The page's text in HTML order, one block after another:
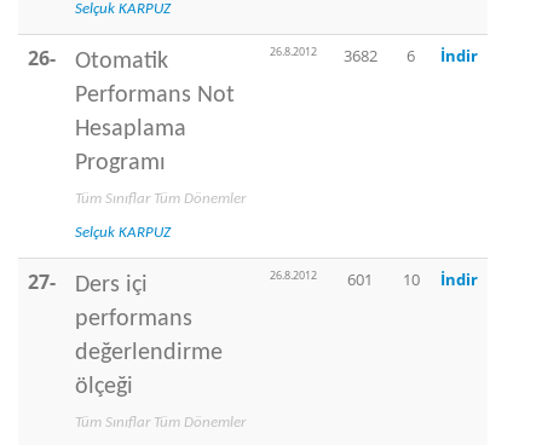
Selçuk KARPUZ
26-
Otomatik
Performans Not
Hesaplama
Programı
Tüm Sınıflar Tüm Dönemler
Selçuk KARPUZ
26.8.2012 3682 6 İndir
27-
Ders içi
performans
değerlendirme
ölçeği
Tüm Sınıflar Tüm Dönemler
26.8.2012 601 10 İndir